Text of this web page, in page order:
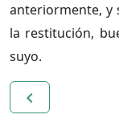
anteriormente, y
la restitución,
suyo.
navigate_before